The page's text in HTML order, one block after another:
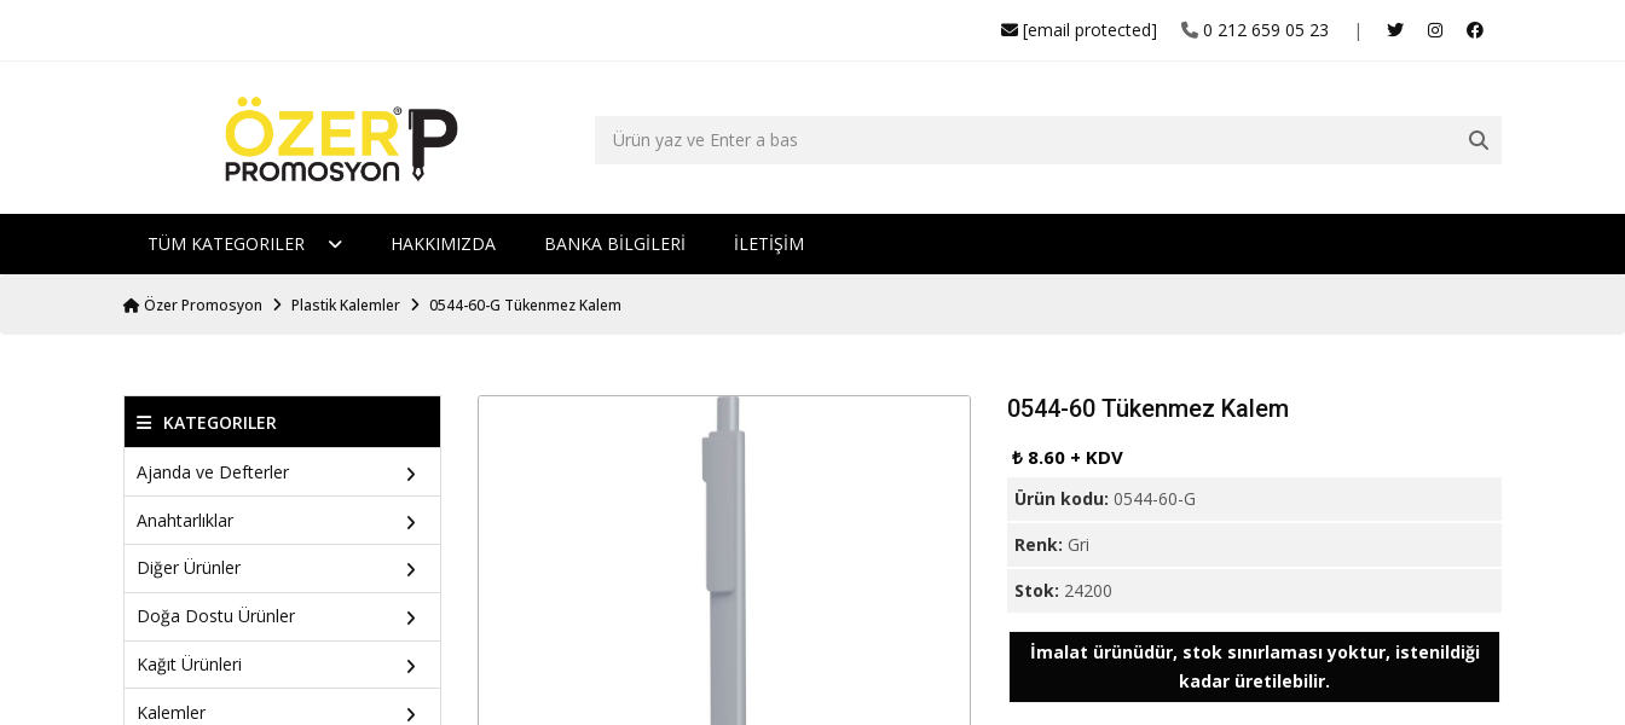
|
0 212 659 05 23
[email protected]
TÜM KATEGORILER HAKKIMIZDA BANKA BİLGİLERİ İLETİŞİM
Özer Promosyon Plastik Kalemler 0544-60-G Tükenmez Kalem
KATEGORILER
Ajanda ve Defterler
Anahtarlıklar
Diğer Ürünler
Doğa Dostu Ürünler
Kağıt Ürünleri
Kalemler
0544-60 Tükenmez Kalem
₺ 8.60 + KDV
Ürün kodu: 0544-60-G
Renk: Gri
Stok: 24200
İmalat ürünüdür, stok sınırlaması yoktur, istenildiği
kadar üretilebilir.